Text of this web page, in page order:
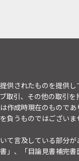
供されたものを提供
引、その他の取引
成時現在のもので
負うものではござい
て言及している部分
」、「目論見書補完